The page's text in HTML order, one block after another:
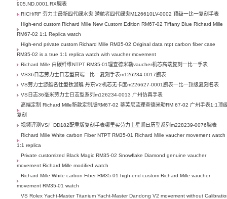
905.ND.0001.RX腕表
RICH/RF 劳力士最新四代绿水鬼 潜航者四代绿鬼M126610LV-0002 顶级一比一复刻手表
High-end custom Richard Mille New Custom Edition RM67-02 Tiffany Blue Richard Mille
RM67-02 1:1 Replica watch
High-end private custom Richard Mille RM35-02 Original data ntpt carbon fiber case
RM35-02 is a true 1:1 replica watch with vaucher movement
Richard Mille 白碳纤维NTPT RM35-01理查德米勒vaucher机芯高端复刻一比一手表
VS36日志劳力士日志型高端一比一复刻手表m126234-0017腕表
VS劳力士游艇名仕型钛游艇 丹东V2机芯无卡度m226627-0001腕表一比一顶级复刻名表
VS日志36毫米劳力士日志型系列m126234-0013 广州仿真手表
高端定制 Richard Mille新款定制版RM67-02 蒂芙尼蓝理查德米勒RM 67-02 广州手表1:1顶
复刻
视频评测VS厂DD182配重版复刻手表哪里买劳力士星期日历型系列m228239-0076腕表
Richard Mille White carbon Fiber NTPT RM35-01 Richard Mille vaucher movement watch
1:1 replica
Private customized Black Magic RM35-02 Snowflake Diamond genuine vaucher
movement Richard Mille modified watch
Richard Mille White carbon Fiber RM35-01 high-end custom Richard Mille vaucher
movement RM35-01 watch
VS Rolex Yacht-Master Titanium Yacht-Master Dandong V2 movement without